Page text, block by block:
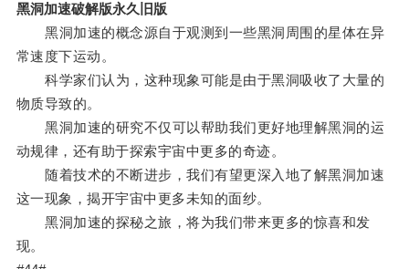
黑洞加速破解版永久旧版
黑洞加速的概念源自于观测到一些黑洞周围的星体在异
常速度下运动。
科学家们认为，这种现象可能是由于黑洞吸收了大量的
物质导致的。
黑洞加速的研究不仅可以帮助我们更好地理解黑洞的运
动规律，还有助于探索宇宙中更多的奇迹。
随着技术的不断进步，我们有望更深入地了解黑洞加速
这一现象，揭开宇宙中更多未知的面纱。
黑洞加速的探秘之旅，将为我们带来更多的惊喜和发
现。